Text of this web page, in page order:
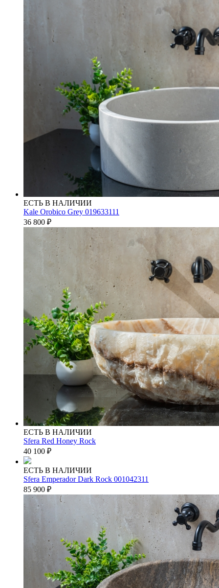
ЕСТЬ В НАЛИЧИИ
Kale Orobico Grey 019633111
36 800 ₽
ЕСТЬ В НАЛИЧИИ
Sfera Red Honey Rock
40 100 ₽
ЕСТЬ В НАЛИЧИИ
Sfera Emperador Dark Rock 001042311
85 900 ₽